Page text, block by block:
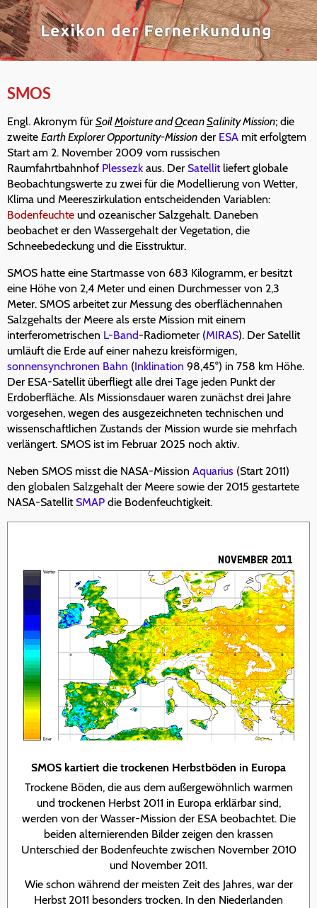
SMOS
Engl. Akronym für SoilMoisture andOceanSalinity Mission; die
zweite Earth Explorer Opportunity-Mission der ESA mit erfolgtem
Start am 2. November 2009 vom russischen
Raumfahrtbahnhof Plessezk aus. Der Satellitliefert globale
Beobachtungswerte zu zwei für die Modellierung von Wetter,
Klima und Meereszirkulation entscheidenden Variablen:
Bodenfeuchte und ozeanischer Salzgehalt. Daneben
beobachet er den Wassergehalt der Vegetation, die
Schneebedeckung und die Eisstruktur.
SMOS hatte eine Startmasse von 683 Kilogramm, er besitzt
eine Höhe von 2,4 Meter und einen Durchmesser von 2,3
Meter. SMOS arbeitet zur Messung des oberflächennahen
Salzgehalts der Meere als erste Mission mit einem
interferometrischen L-Band-Radiometer (MIRAS). Der Satellit
umläuft die Erde auf einer nahezu kreisförmigen,
sonnensynchronen Bahn (Inklination 98,45°) in 758 km Höhe.
Der ESA-Satellit überfliegt alle drei Tage jeden Punkt der
Erdoberfläche. Als Missionsdauer waren zunächst drei Jahre
vorgesehen, wegen des ausgezeichneten technischen und
wissenschaftlichen Zustands der Mission wurde sie mehrfach
verlängert. SMOS ist im Februar 2025 noch aktiv.
Neben SMOS misst die NASA-Mission Aquarius (Start 2011)
den globalen Salzgehalt der Meere sowie der 2015 gestartete
NASA-Satellit SMAP die Bodenfeuchtigkeit.
SMOS kartiert die trockenen Herbstböden in Europa
Trockene Böden, die aus dem außergewöhnlich warmen
und trockenen Herbst 2011 in Europa erklärbar sind,
werden von der Wasser-Mission der ESA beobachtet. Die
beiden alternierenden Bilder zeigen den krassen
Unterschied der Bodenfeuchte zwischen November 2010
und November 2011.
Wie schon während der meisten Zeit des Jahres, war der
Herbst 2011 besonders trocken. In den Niederlanden